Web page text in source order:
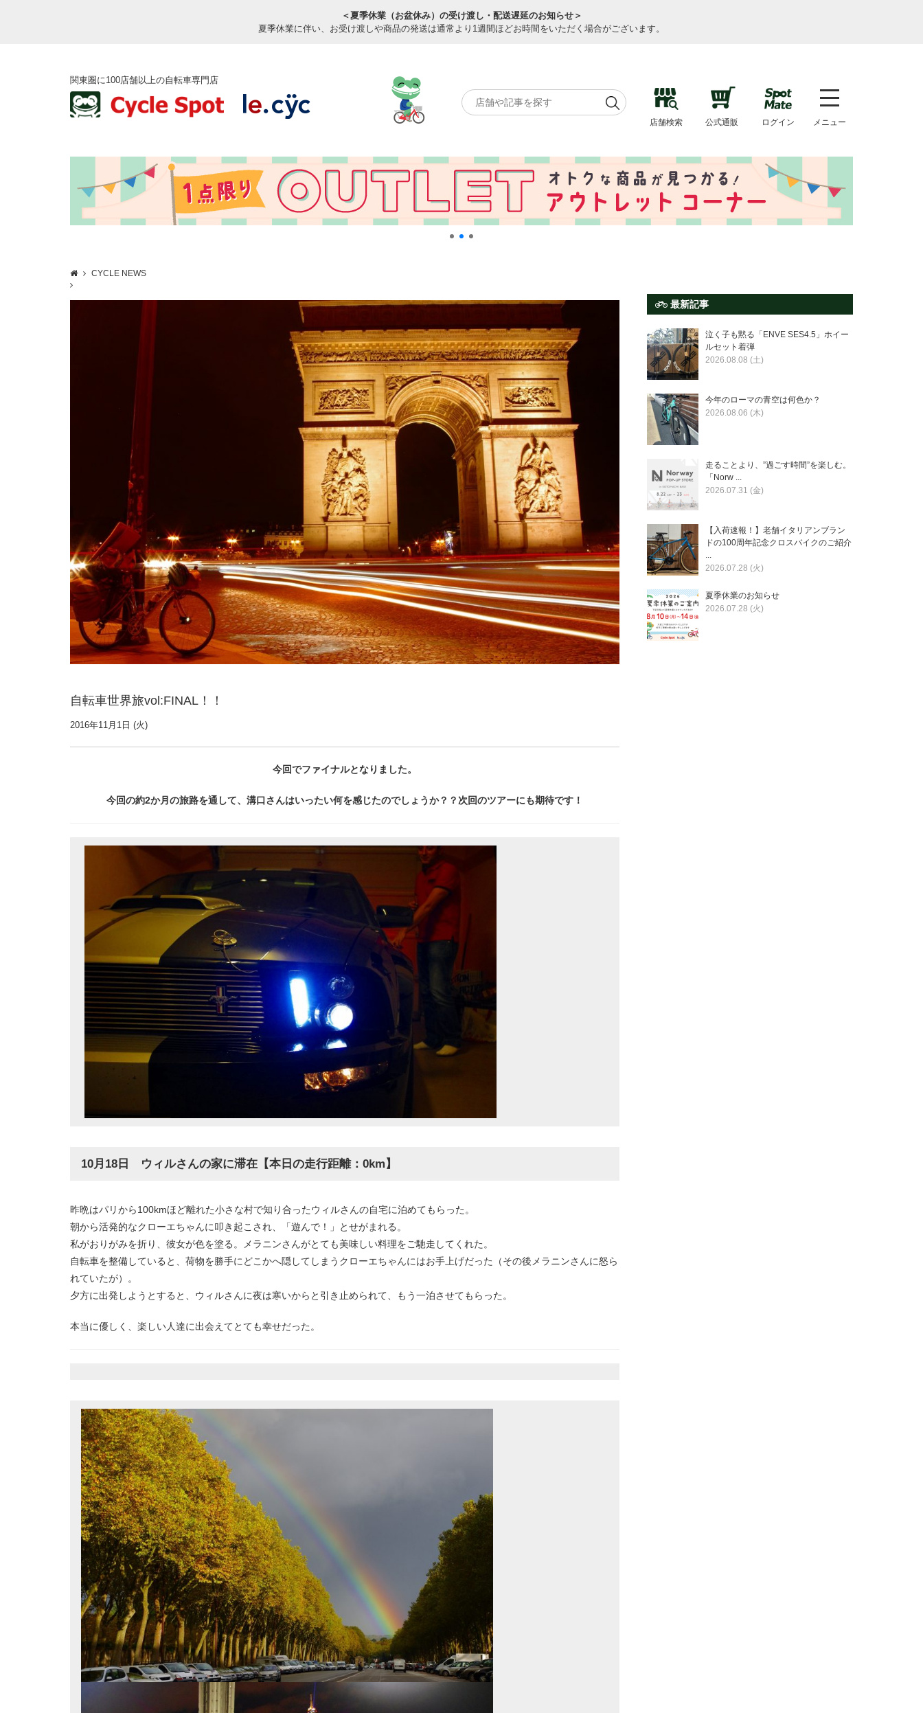
＜夏季休業（お盆休み）の受け渡し・配送遅延のお知らせ＞
夏季休業に伴い、お受け渡しや商品の発送は通常より1週間ほどお時間をいただく場合がございます。
関東圏に100店舗以上の自転車専門店
店舗検索 公式通販 ログイン メニュー
CYCLE NEWS
自転車世界旅vol:FINAL！！
2016年11月1日 (火)
今回でファイナルとなりました。
今回の約2か月の旅路を通して、溝口さんはいったい何を感じたのでしょうか？？次回のツアーにも期待です！
10月18日 ウィルさんの家に滞在【本日の走行距離：0km】
昨晩はパリから100kmほど離れた小さな村で知り合ったウィルさんの自宅に泊めてもらった。
朝から活発的なクローエちゃんに叩き起こされ、「遊んで！」とせがまれる。
私がおりがみを折り、彼女が色を塗る。メラニンさんがとても美味しい料理をご馳走してくれた。
自転車を整備していると、荷物を勝手にどこかへ隠してしまうクローエちゃんにはお手上げだった（その後メラニンさんに怒ら
れていたが）。
夕方に出発しようとすると、ウィルさんに夜は寒いからと引き止められて、もう一泊させてもらった。
本当に優しく、楽しい人達に出会えてとても幸せだった。
最新記事
泣く子も黙る「ENVE SES4.5」ホイー
ルセット着弾
2026.08.08 (土)
今年のローマの青空は何色か？
2026.08.06 (木)
走ることより、”過ごす時間”を楽しむ。
「Norw ...
2026.07.31 (金)
【入荷速報！】老舗イタリアンブラン
ドの100周年記念クロスバイクのご紹介
...
2026.07.28 (火)
夏季休業のお知らせ
2026.07.28 (火)